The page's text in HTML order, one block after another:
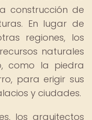
construcción de
En lugar de
regiones, los
naturales
como la piedra
para erigir sus
y ciudades.
los arquitectos